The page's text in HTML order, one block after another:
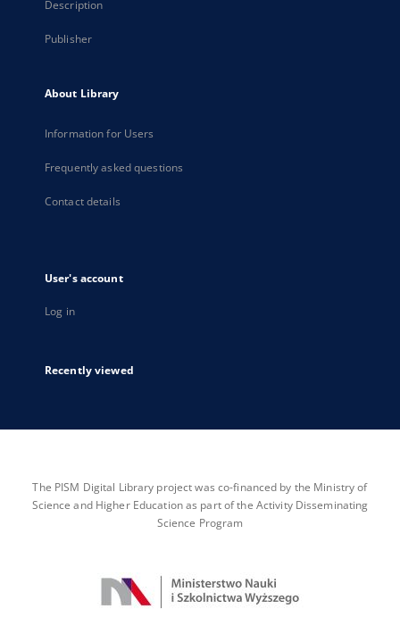
Description
Publisher
About Library
Information for Users
Frequently asked questions
Contact details
User's account
Log in
Recently viewed
The PISM Digital Library project was co-financed by the Ministry of
Science and Higher Education as part of the Activity Disseminating
Science Program